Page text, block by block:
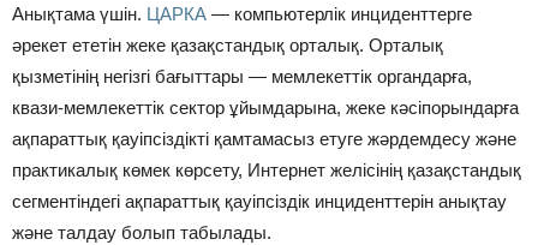
Анықтама үшін. ЦАРКА — компьютерлік инциденттерге
әрекет ететін жеке қазақстандық орталық. Орталық
қызметінің негізгі бағыттары — мемлекеттік органдарға,
квази-мемлекеттік сектор ұйымдарына, жеке кәсіпорындарға
ақпараттық қауіпсіздікті қамтамасыз етуге жәрдемдесу және
практикалық көмек көрсету, Интернет желісінің қазақстандық
сегментіндегі ақпараттық қауіпсіздік инциденттерін анықтау
және талдау болып табылады.